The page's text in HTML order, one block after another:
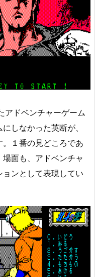
アドベンチャーゲーム
しなかった英断が、
１番の見どころであ
面も、アドベンチャ
ンとして表現してい